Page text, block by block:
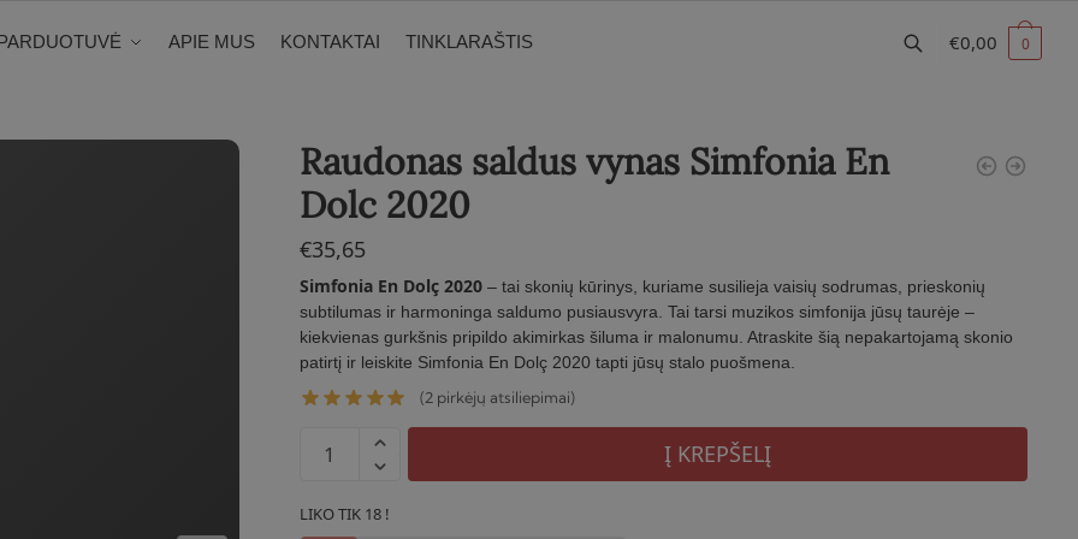
APIE MUS KONTAKTAI TINKLARAŠTIS €0,00 0
Raudonas saldus vynas Simfonia En
Dolc 2020
€35,65
Simfonia En Dolç 2020 – tai skonių kūrinys, kuriame susilieja vaisių sodrumas, prieskonių
subtilumas ir harmoninga saldumo pusiausvyra. Tai tarsi muzikos simfonija jūsų taurėje –
kiekvienas gurkšnis pripildo akimirkas šiluma ir malonumu. Atraskite šią nepakartojamą skonio
patirtį ir leiskite Simfonia En Dolç 2020 tapti jūsų stalo puošmena.
(2pirkėjų atsiliepimai)
produkto
kiekis:
saldus
Į KREPŠELĮ
LIKO TIK 18 !